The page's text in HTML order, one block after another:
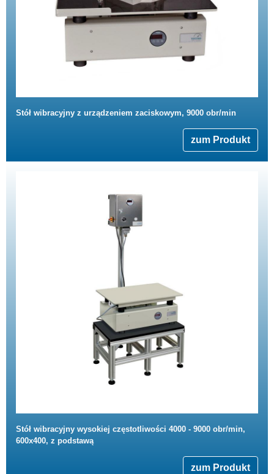
Stół wibracyjny z urządzeniem zaciskowym, 9000 obr/min
zum Produkt
Stół wibracyjny wysokiej częstotliwości 4000 - 9000 obr/min,
600x400, z podstawą
zum Produkt